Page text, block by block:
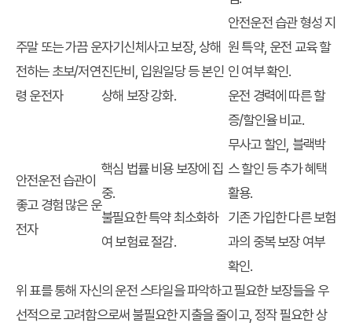
주말 또는 가끔 운
전하는 초보/저연
령 운전자
자기신체사고 보장, 상해
진단비, 입원일당 등 본인
상해 보장 강화.
안전운전 습관 형성 지
원 특약, 운전 교육 할
인 여부 확인.
운전 경력에 따른 할
증/할인율 비교.
안전운전 습관이
좋고 경험 많은 운
전자
핵심 법률 비용 보장에 집
중.
불필요한 특약 최소화하
여 보험료 절감.
무사고 할인, 블랙박
스 할인 등 추가 혜택
활용.
기존 가입한 다른 보험
과의 중복 보장 여부
확인.
위 표를 통해 자신의 운전 스타일을 파악하고 필요한 보장들을 우
선적으로 고려함으로써 불필요한 지출을 줄이고, 정작 필요한 상